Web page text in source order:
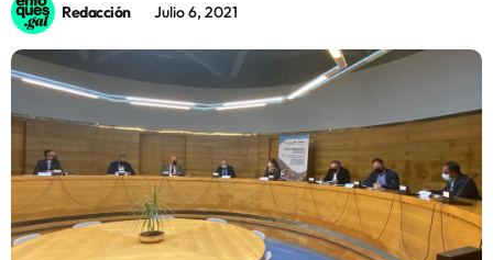
Sostenibilidad
Innova
Redacción Julio 6, 2021